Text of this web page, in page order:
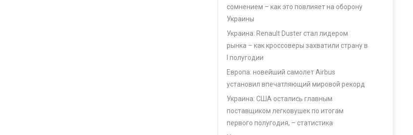
сомнением – как это повлияет на оборону
Украины
Украина: Renault Duster стал лидером
рынка – как кроссоверы захватили страну в
I полугодии
Европа: новейший самолет Airbus
установил впечатляющий мировой рекорд
Украина: США остались главным
поставщиком легковушек по итогам
первого полугодия, – статистика